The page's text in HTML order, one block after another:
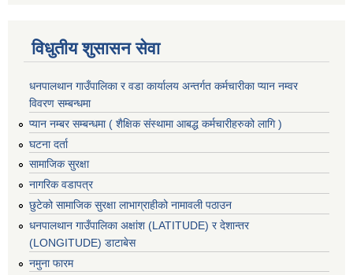
विधुतीय शुसासन सेवा
धनपालथान गाउँपालिका र वडा कार्यालय अन्तर्गत कर्मचारीका प्यान नम्वर
विवरण सम्बन्धमा
प्यान नम्बर सम्बन्धमा ( शैक्षिक संस्थामा आबद्ध कर्मचारीहरुको लागि )
घटना दर्ता
सामाजिक सुरक्षा
नागरिक वडापत्र
छुटेको सामाजिक सुरक्षा लाभाग्राहीको नामावली पठाउन
धनपालथान गाउँपालिका अक्षांश (LATITUDE) र देशान्तर
(LONGITUDE) डाटाबेस
नमुना फारम